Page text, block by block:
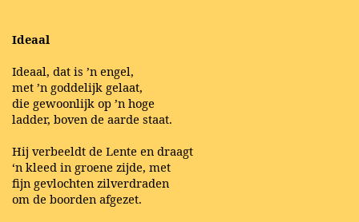
Ideaal
Ideaal, dat is ’n engel,
met ’n goddelijk gelaat,
die gewoonlijk op ’n hoge
ladder, boven de aarde staat.
Hij verbeeldt de Lente en draagt
‘n kleed in groene zijde, met
fijn gevlochten zilverdraden
om de boorden afgezet.